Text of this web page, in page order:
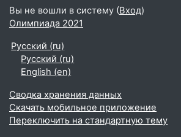
Вы не вошли в систему (Вход)
Олимпиада 2021
Русский ‎(ru)‎
Русский ‎(ru)‎
English ‎(en)‎
Сводка хранения данных
Скачать мобильное приложение
Переключить на стандартную тему